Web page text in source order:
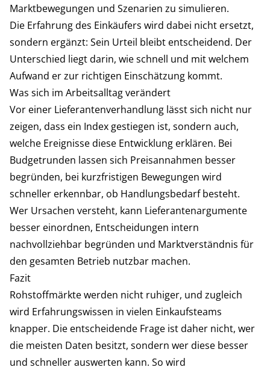
Marktbewegungen und Szenarien zu simulieren.
Die Erfahrung des Einkäufers wird dabei nicht ersetzt,
sondern ergänzt: Sein Urteil bleibt entscheidend. Der
Unterschied liegt darin, wie schnell und mit welchem
Aufwand er zur richtigen Einschätzung kommt.
Was sich im Arbeitsalltag verändert
Vor einer Lieferantenverhandlung lässt sich nicht nur
zeigen, dass ein Index gestiegen ist, sondern auch,
welche Ereignisse diese Entwicklung erklären. Bei
Budgetrunden lassen sich Preisannahmen besser
begründen, bei kurzfristigen Bewegungen wird
schneller erkennbar, ob Handlungsbedarf besteht.
Wer Ursachen versteht, kann Lieferantenargumente
besser einordnen, Entscheidungen intern
nachvollziehbar begründen und Marktverständnis für
den gesamten Betrieb nutzbar machen.
Fazit
Rohstoffmärkte werden nicht ruhiger, und zugleich
wird Erfahrungswissen in vielen Einkaufsteams
knapper. Die entscheidende Frage ist daher nicht, wer
die meisten Daten besitzt, sondern wer diese besser
und schneller auswerten kann. So wird